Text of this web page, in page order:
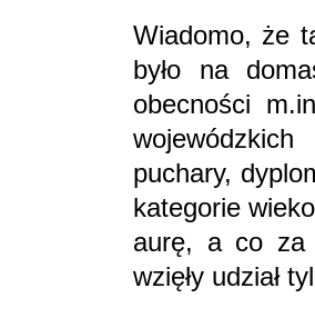
Wiadomo, że
było na
obecności
puchary,
kategorie
aurę, a co za
wzięły udział